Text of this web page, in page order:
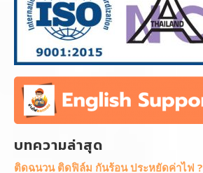
บทความล่าสุด
ติดฉนวน ติดฟิล์ม กันร้อน ประหยัดค่าไฟ ?